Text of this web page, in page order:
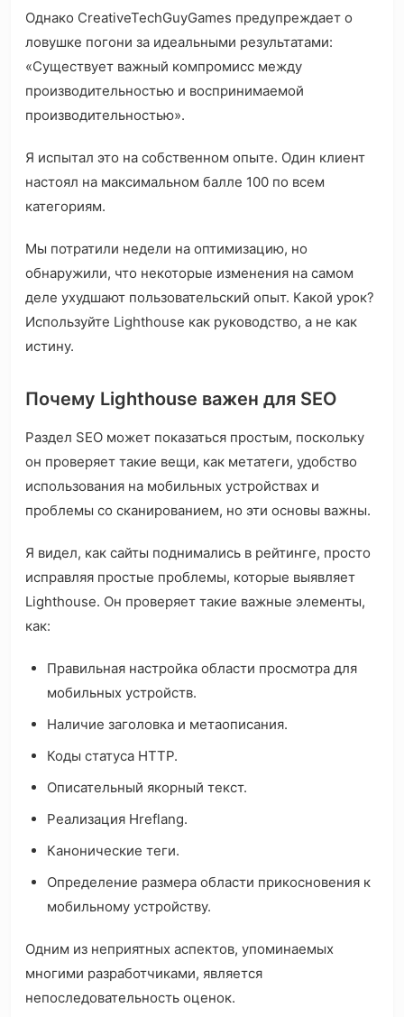
Однако CreativeTechGuyGames предупреждает о
ловушке погони за идеальными результатами:
«Существует важный компромисс между
производительностью и воспринимаемой
производительностью».
Я испытал это на собственном опыте. Один клиент
настоял на максимальном балле 100 по всем
категориям.
Мы потратили недели на оптимизацию, но
обнаружили, что некоторые изменения на самом
деле ухудшают пользовательский опыт. Какой урок?
Используйте Lighthouse как руководство, а не как
истину.
Почему Lighthouse важен для SEO
Раздел SEO может показаться простым, поскольку
он проверяет такие вещи, как метатеги, удобство
использования на мобильных устройствах и
проблемы со сканированием, но эти основы важны.
Я видел, как сайты поднимались в рейтинге, просто
исправляя простые проблемы, которые выявляет
Lighthouse. Он проверяет такие важные элементы,
как:
Правильная настройка области просмотра для
мобильных устройств.
Наличие заголовка и метаописания.
Коды статуса HTTP.
Описательный якорный текст.
Реализация Hreflang.
Канонические теги.
Определение размера области прикосновения к
мобильному устройству.
Одним из неприятных аспектов, упоминаемых
многими разработчиками, является
непоследовательность оценок.